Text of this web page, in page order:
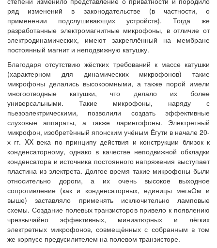
ряд изменений в законодательстве (в частности, о
применении подслушивающих устройств). Тогда же
разработанные электромагнитные микрофоны, в отличие от
электродинамических, имеют закреплённый на мембране
постоянный магнит и неподвижную катушку.
Благодаря отсутствию жёстких требований к массе катушки
(характерном для динамических микрофонов) такие
микрофоны делались высокоомными, а также порой имели
многоотводные катушки, что делало их более
универсальными. Такие микрофоны, наряду с
пьезоэлектрическими, позволили создать эффективные
слуховые аппараты, а также ларингофоны. Электретный
микрофон, изобретённый японским учёным Ёгути в начале 20-
х гг. XX века по принципу действия и конструкции близок к
конденсаторному, однако в качестве неподвижной обкладки
конденсатора и источника постоянного напряжения выступает
пластина из электрета. Долгое время такие микрофоны были
относительно дороги, а их очень высокое выходное
сопротивление (как и конденсаторных, единицы мегаОм и
выше) заставляло применять исключительно ламповые
схемы. Создание полевых транзисторов привело к появлению
чрезвычайно эффективных, миниатюрных и лёгких
электретных микрофонов, совмещённых с собранным в том
же корпусе предусилителем на полевом транзисторе.